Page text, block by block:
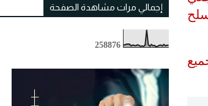
إجمالي مرات مشاهدة الصفحة
258876